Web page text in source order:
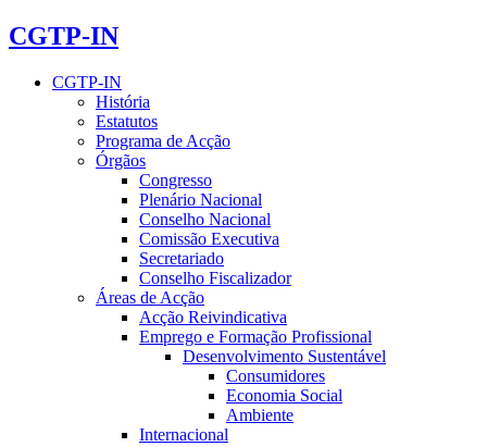
CGTP-IN
CGTP-IN
História
Estatutos
Programa de Acção
Órgãos
Congresso
Plenário Nacional
Conselho Nacional
Comissão Executiva
Secretariado
Conselho Fiscalizador
Áreas de Acção
Acção Reivindicativa
Emprego e Formação Profissional
Desenvolvimento Sustentável
Consumidores
Economia Social
Ambiente
Internacional